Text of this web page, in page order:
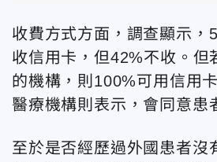
收費方式方面，調查顯示，
收信用卡，但42%不收。但
的機構，則100%可用信用
醫療機構則表示，會同意患
至於是否經歷過外國患者沒